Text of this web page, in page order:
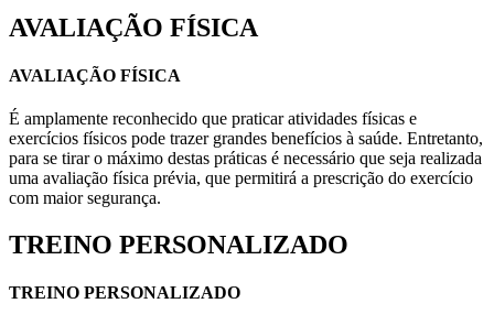
AVALIAÇÃO FÍSICA
AVALIAÇÃO FÍSICA
É amplamente reconhecido que praticar atividades físicas e
exercícios físicos pode trazer grandes benefícios à saúde. Entretanto,
para se tirar o máximo destas práticas é necessário que seja realizada
uma avaliação física prévia, que permitirá a prescrição do exercício
com maior segurança.
TREINO PERSONALIZADO
TREINO PERSONALIZADO